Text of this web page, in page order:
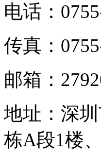
电话：
传真：
邮箱：
地址： 深
栋A段1楼